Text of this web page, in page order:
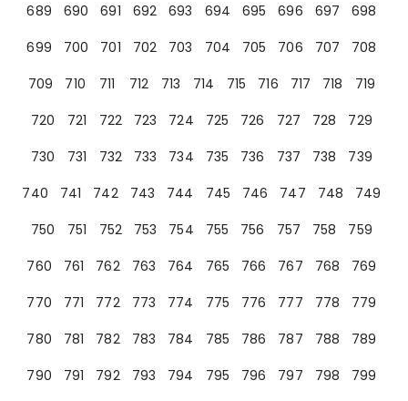
689
690 691 692 693 694 695 696 697
698
699
700 701 702 703 704 705 706 707
708
709
710 711 712 713 714 715 716 717 718
719
720
721 722 723 724 725 726 727 728
729
730
731 732 733 734 735 736 737 738
739
740
741 742 743 744 745 746 747 748
749
750
751 752 753 754 755 756 757 758
759
760
761 762 763 764 765 766 767 768
769
770
771 772 773 774 775 776 777 778
779
780
781 782 783 784 785 786 787 788
789
790
791 792 793 794 795 796 797 798
799